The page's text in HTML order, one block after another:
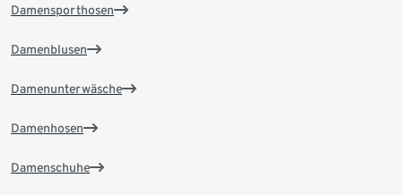
Damensporthosen
Damenblusen
Damenunterwäsche
Damenhosen
Damenschuhe